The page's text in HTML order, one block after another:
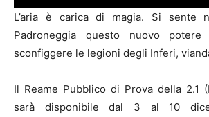
L’aria è carica di magia. Si sente
Padroneggia questo nuovo
sconfiggere le legioni degli Inferi,
Il Reame Pubblico di Prova della 2.1
sarà disponibile dal 3 al 10